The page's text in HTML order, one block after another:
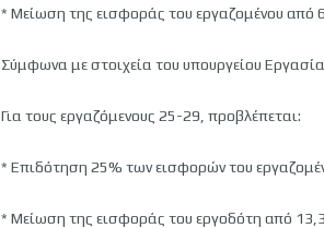
* Μείωση της εισφοράς του εργαζομένου από
Σύμφωνα με στοιχεία του υπουργείου
Για τους εργαζόμενους 25-29, προβλέπεται:
* Επιδότηση 25% των εισφορών του
* Μείωση της εισφοράς του εργοδότη από